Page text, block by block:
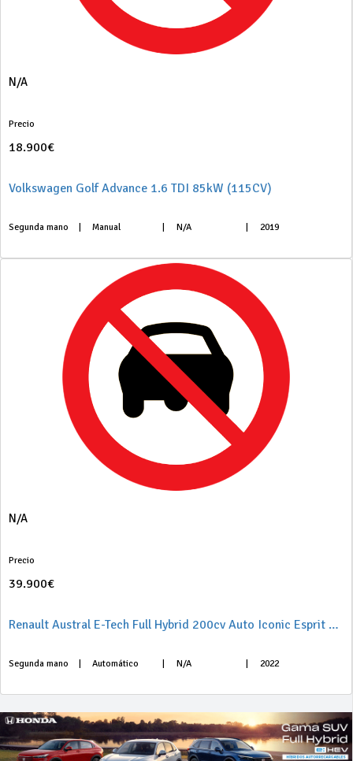
N/A
Precio
18.900€
Volkswagen Golf Advance 1.6 TDI 85kW (115CV)
Segunda mano Manual N/A 2019
N/A
Precio
39.900€
Renault Austral E-Tech Full Hybrid 200cv Auto Iconic Esprit Alpine
Segunda mano Automático N/A 2022